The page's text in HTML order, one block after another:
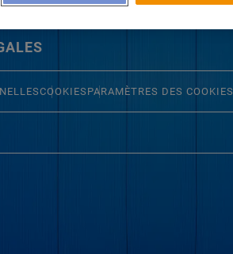
COOKIES PARAMÈTRES DES COOKIES